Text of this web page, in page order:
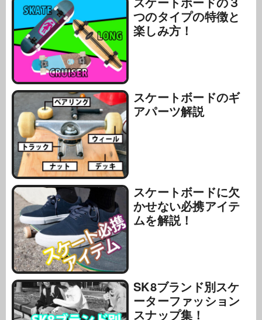
つのタイプの特徴と
楽しみ方！
スケートボードのギ
アパーツ解説
スケートボードに欠
かせない必携アイテ
ムを解説！
SK8ブランド別スケ
ーターファッション
スナップ集！